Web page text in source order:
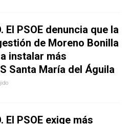
El PSOE denuncia que la
de Moreno Bonilla
instalar más
Santa María del Águila
El PSOE exige más